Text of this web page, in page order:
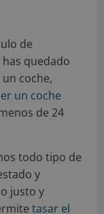
de
quedado
coche,
un coche
de 24
todo tipo de
y
justo y
tasar el